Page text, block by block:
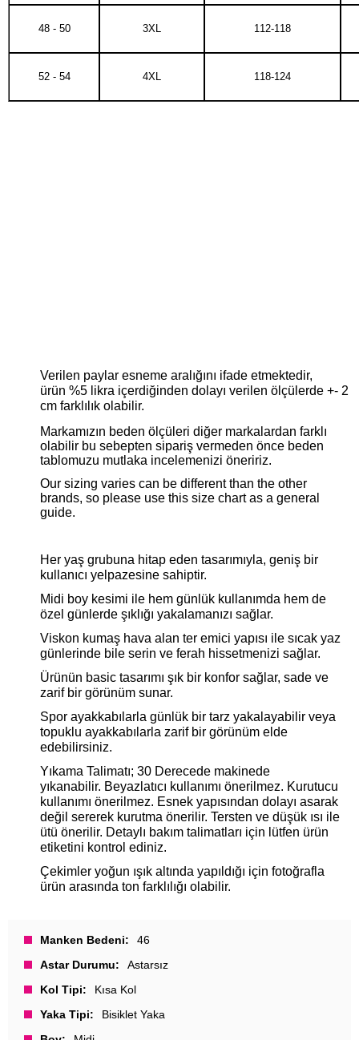
48 - 50 3XL 112-118
52 - 54 4XL 118-124
Verilen paylar esneme aralığını ifade etmektedir,
ürün %5 likra içerdiğinden dolayı verilen ölçülerde +- 2
cm farklılık olabilir.
Markamızın beden ölçüleri diğer markalardan farklı
olabilir bu sebepten sipariş vermeden önce beden
tablomuzu mutlaka incelemenizi öneririz.
Our sizing varies can be different than the other
brands, so please use this size chart as a general
guide.
Her yaş grubuna hitap eden tasarımıyla, geniş bir
kullanıcı yelpazesine sahiptir.
Midi boy kesimi ile hem günlük kullanımda hem de
özel günlerde şıklığı yakalamanızı sağlar.
Viskon kumaş hava alan ter emici yapısı ile sıcak yaz
günlerinde bile serin ve ferah hissetmenizi sağlar.
Ürünün basic tasarımı şık bir konfor sağlar, sade ve
zarif bir görünüm sunar.
Spor ayakkabılarla günlük bir tarz yakalayabilir veya
topuklu ayakkabılarla zarif bir görünüm elde
edebilirsiniz.
Yıkama Talimatı; 30 Derecede makinede
yıkanabilir. Beyazlatıcı kullanımı önerilmez. Kurutucu
kullanımı önerilmez. Esnek yapısından dolayı asarak
değil sererek kurutma önerilir. Tersten ve düşük ısı ile
ütü önerilir. Detaylı bakım talimatları için lütfen ürün
etiketini kontrol ediniz.
Çekimler yoğun ışık altında yapıldığı için fotoğrafla
ürün arasında ton farklılığı olabilir.
Manken Bedeni
46
Astar Durumu
Astarsız
Kol Tipi
Kısa Kol
Yaka Tipi
Bisiklet Yaka